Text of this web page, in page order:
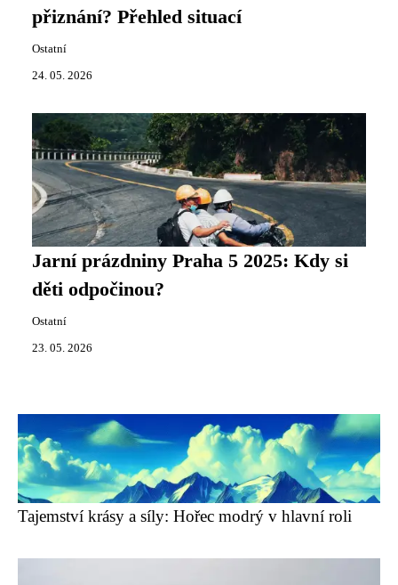
přiznání? Přehled situací
Ostatní
24. 05. 2026
Jarní prázdniny Praha 5 2025: Kdy si
děti odpočinou?
Ostatní
23. 05. 2026
Tajemství krásy a síly: Hořec modrý v hlavní roli